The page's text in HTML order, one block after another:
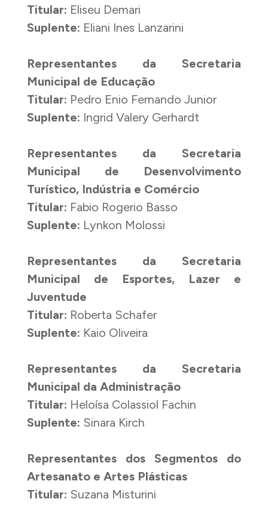
Titular: Eliseu Demari
Suplente: Eliani Ines Lanzarini
Representantes da Secretaria
Municipal de Educação
Titular: Pedro Enio Fernando Junior
Suplente: Ingrid Valery Gerhardt
Representantes da Secretaria
Municipal de Desenvolvimento
Turístico, Indústria e Comércio
Titular: Fabio Rogerio Basso
Suplente: Lynkon Molossi
Representantes da Secretaria
Municipal de Esportes, Lazer e
Juventude
Titular: Roberta Schafer
Suplente: Kaio Oliveira
Representantes da Secretaria
Municipal da Administração
Titular: Heloísa Colassiol Fachin
Suplente: Sinara Kirch
Representantes dos Segmentos do
Artesanato e Artes Plásticas
Titular: Suzana Misturini